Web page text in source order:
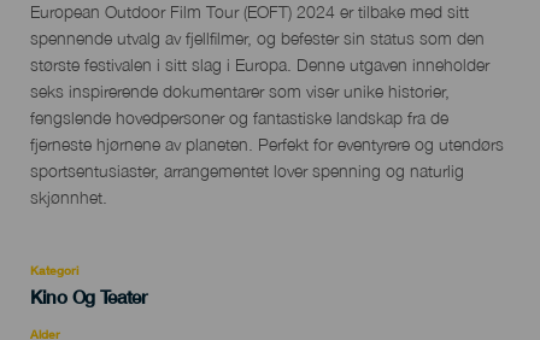
Descripción
del
evento
European Outdoor Film Tour (EOFT) 2024 er tilbake med sitt
spennende utvalg av fjellfilmer, og befester sin status som den
største festivalen i sitt slag i Europa. Denne utgaven inneholder
seks inspirerende dokumentarer som viser unike historier,
fengslende hovedpersoner og fantastiske landskap fra de
fjerneste hjørnene av planeten. Perfekt for eventyrere og utendørs
sportsentusiaster, arrangementet lover spenning og naturlig
skjønnhet.
Kategori
Categoría
evento
Kino Og Teater
Alder